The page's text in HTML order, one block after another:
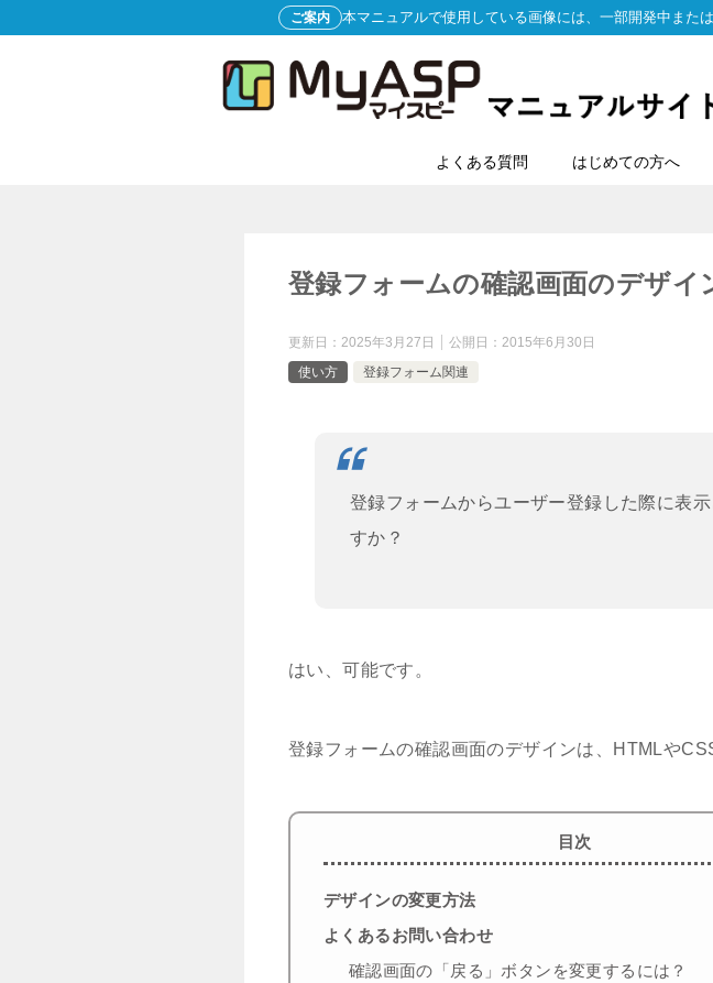
ご案内 本マニュアルで使用している画像には、一部開発中また
よくある質問 はじめての方へ
登録フォームの確認画面のデザイ
更新日： 2025年3月27日 公開日： 2015年6月30日
使い方
登録フォーム関連
登録フォームからユーザー登録した際に表
すか？
はい、可能です。
登録フォームの確認画面のデザインは、HTMLや
目次
デザインの変更方法
よくあるお問い合わせ
確認画面の「戻る」ボタンを変更するには？